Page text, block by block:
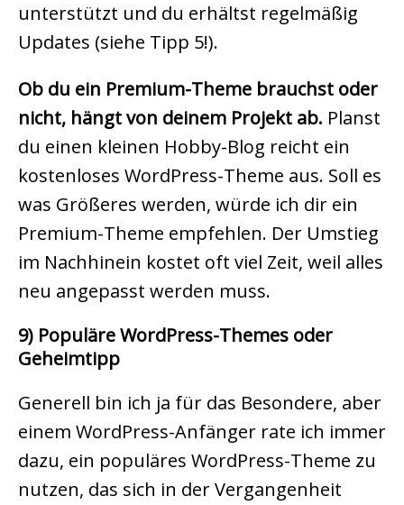
unterstützt und du erhältst regelmäßig
Updates (siehe Tipp 5!).
Ob du ein Premium-Theme brauchst oder
nicht, hängt von deinem Projekt ab. Planst
du einen kleinen Hobby-Blog reicht ein
kostenloses WordPress-Theme aus. Soll es
was Größeres werden, würde ich dir ein
Premium-Theme empfehlen. Der Umstieg
im Nachhinein kostet oft viel Zeit, weil alles
neu angepasst werden muss.
9) Populäre WordPress-Themes oder
Geheimtipp
Generell bin ich ja für das Besondere, aber
einem WordPress-Anfänger rate ich immer
dazu, ein populäres WordPress-Theme zu
nutzen, das sich in der Vergangenheit